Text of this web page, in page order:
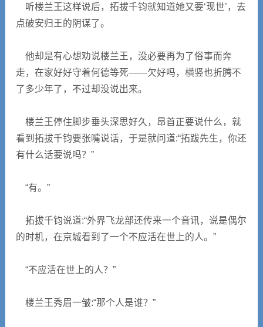
听楼兰王这样说后，拓拔千钧就知道她又要‘现世’，去
点破安归王的阴谋了。
他却是有心想劝说楼兰王，没必要再为了俗事而奔
走，在家好好守着何德等死――欠好吗，横竖也折腾不
了多少年了，不过却没说出来。
楼兰王停住脚步垂头深思好久，昂首正要说什么，就
看到拓拔千钧要张嘴说话，于是就问道:“拓跋先生，你还
有什么话要说吗？”
“有。”
拓拔千钧说道:“外界飞龙部还传来一个音讯，说是偶尔
的时机，在京城看到了一个不应活在世上的人。”
“不应活在世上的人？”
楼兰王秀眉一皱:“那个人是谁？”